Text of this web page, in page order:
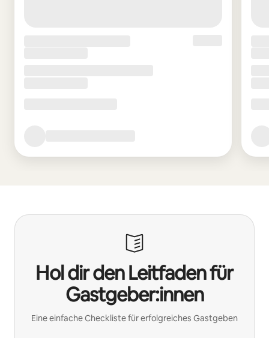
Hol dir den Leitfaden für
Gastgeber:innen
Eine einfache Checkliste für erfolgreiches Gastgeben